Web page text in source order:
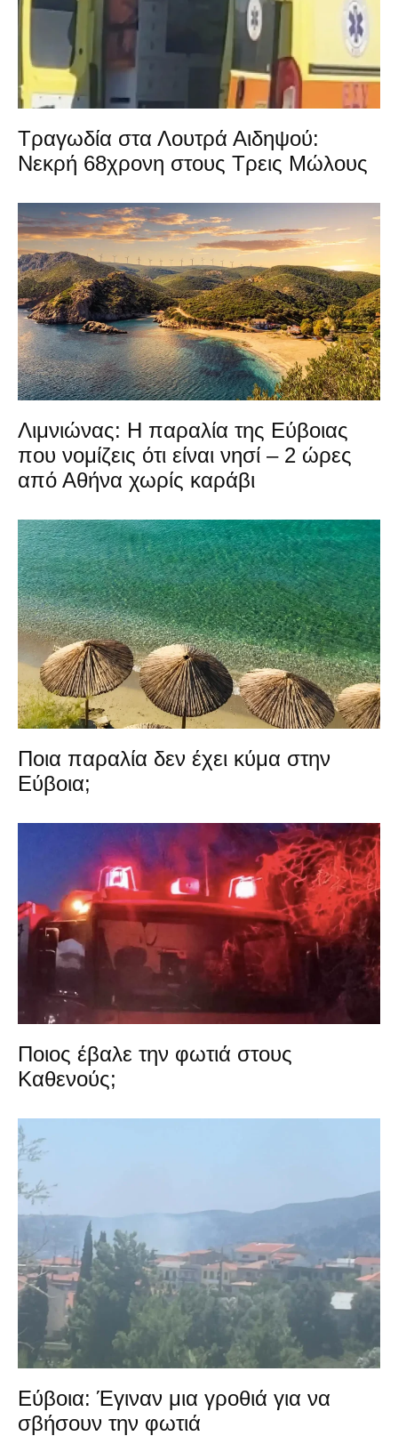
Τραγωδία στα Λουτρά Αιδηψού:
Νεκρή 68χρονη στους Τρεις Μώλους
Λιμνιώνας: Η παραλία της Εύβοιας
που νομίζεις ότι είναι νησί – 2 ώρες
από Αθήνα χωρίς καράβι
Ποια παραλία δεν έχει κύμα στην
Εύβοια;
Ποιος έβαλε την φωτιά στους
Καθενούς;
Εύβοια: Έγιναν μια γροθιά για να
σβήσουν την φωτιά